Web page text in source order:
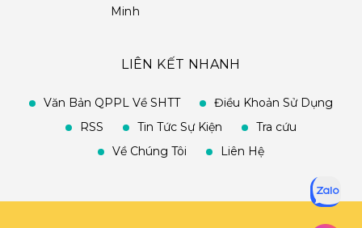
Minh
LIÊN KẾT NHANH
Văn Bản QPPL Về SHTT
Điều Khoản Sử Dụng
RSS
Tin Tức Sự Kiện
Tra cứu
Về Chúng Tôi
Liên Hệ